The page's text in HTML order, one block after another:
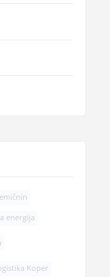
energija
Koper